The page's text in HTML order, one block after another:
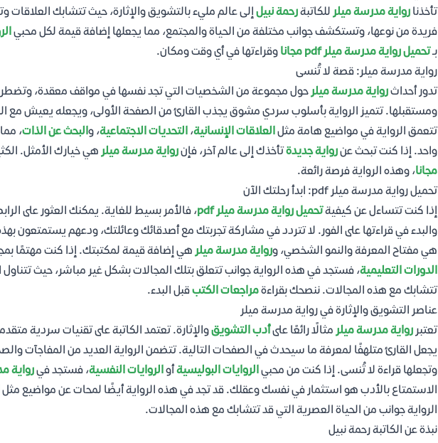
تأخذنا رواية مدرسة ميلر للكاتبةرحمة نبيل إلى عالم مليء بالتشويق والإثارة، حيث تتشابك العلاقات
فريدة من نوعها، وتستكشف جوانب مختلفة من الحياة والمجتمع، مما يجعلها إضافة قيمة لكل محبي
بـتحميل رواية مدرسة ميلر pdf مجانا
وقراءتها في أي وقت ومكان.
رواية مدرسة ميلر: قصة لا تُنسى
تدور أحداثرواية مدرسة ميلرحول مجموعة من الشخصيات التي تجد نفسها في مواقف معقدة، وتضطر
ومستقبلها. تتميز الرواية بأسلوب سردي مشوق يجذب القارئ من الصفحة الأولى، ويجعله يعيش
تتعمق الرواية في مواضيع هامة مثلالعلاقات الإنسانية، التحديات الاجتماعية، والبحث عن الذات،
واحد. إذا كنت تبحث عنرواية جديدةتأخذك إلى عالم آخر، فإنرواية مدرسة ميلر هي خيارك الأمثل.
مجانا، وهذه الرواية فرصة رائعة.
تحميل رواية مدرسة ميلر pdf: ابدأ رحلتك الآن
إذا كنت تتساءل عن كيفيةتحميل رواية مدرسة ميلر pdf ، فالأمر بسيط للغاية. يمكنك العثور على
والبدء في قراءتها على الفور. لا تتردد في مشاركة تجربتك مع أصدقائك وعائلتك، ودعهم يستمتعون بهذه
هي مفتاح المعرفة والنمو الشخصي، ورواية مدرسة ميلر هي إضافة قيمة لمكتبتك. إذا كنت مهتمًا
الدورات التعليمية، فستجد في هذه الرواية جوانب تتعلق بتلك المجالات بشكل غير مباشر، حيث تتناول
تتشابك مع هذه المجالات. ننصحك بقراءةمراجعات الكتبقبل البدء.
عناصر التشويق والإثارة في رواية مدرسة ميلر
تعتبر رواية مدرسة ميلر مثالًا رائعًا علىأدب التشويقوالإثارة. تعتمد الكاتبة على تقنيات سردية
يجعل القارئ متلهفًا لمعرفة ما سيحدث في الصفحات التالية. تتضمن الرواية العديد من المفاجآت
وتجعلها قراءة لا تُنسى. إذا كنت من محبيالروايات البوليسيةأوالروايات النفسية، فستجد فيرواية
الاستمتاع بالأدب هو استثمار في نفسك وعقلك. قد تجد في هذه الرواية أيضًا لمحات عن مواضيع مثل
الرواية جوانب من الحياة العصرية التي قد تتشابك مع هذه المجالات.
نبذة عن الكاتبة رحمة نبيل